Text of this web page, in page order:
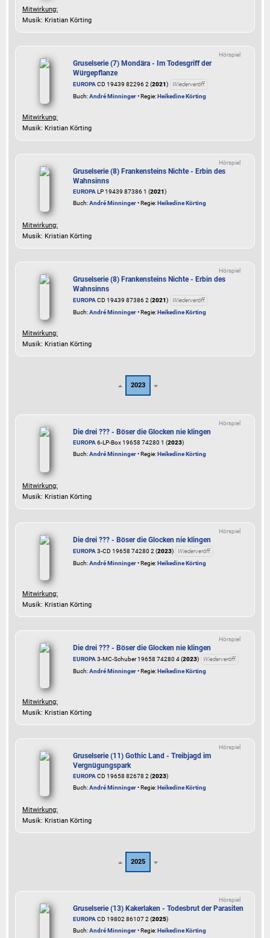
Mitwirkung:
Musik: Kristian Körting
Hörspiel
Gruselserie (7) Mondära - Im Todesgriff der
Würgepflanze
EUROPACD 19439 82296 2 (2021)
Wiederveröff.
Buch:André Minninger• Regie:Heikedine Körting
Mitwirkung:
Musik: Kristian Körting
Hörspiel
Gruselserie (8) Frankensteins Nichte - Erbin des
Wahnsinns
EUROPALP 19439 87386 1 (2021)
Buch:André Minninger• Regie:Heikedine Körting
Mitwirkung:
Musik: Kristian Körting
Hörspiel
Gruselserie (8) Frankensteins Nichte - Erbin des
Wahnsinns
EUROPACD 19439 87386 2 (2021)
Wiederveröff.
Buch:André Minninger• Regie:Heikedine Körting
Mitwirkung:
Musik: Kristian Körting
2023
Hörspiel
Die drei ??? - Böser die Glocken nie klingen
EUROPA6-LP-Box 19658 74280 1 (2023)
Buch:André Minninger• Regie:Heikedine Körting
Mitwirkung:
Musik: Kristian Körting
Hörspiel
Die drei ??? - Böser die Glocken nie klingen
EUROPA3-CD 19658 74280 2 (2023)
Wiederveröff.
Buch:André Minninger• Regie:Heikedine Körting
Mitwirkung:
Musik: Kristian Körting
Hörspiel
Die drei ??? - Böser die Glocken nie klingen
EUROPA3-MC-Schuber 19658 74280 4 (2023)
Wiederveröff.
Buch:André Minninger• Regie:Heikedine Körting
Mitwirkung:
Musik: Kristian Körting
Hörspiel
Gruselserie (11) Gothic Land - Treibjagd im
Vergnügungspark
EUROPACD 19658 82678 2 (2023)
Buch:André Minninger• Regie:Heikedine Körting
Mitwirkung:
Musik: Kristian Körting
2025
Hörspiel
Gruselserie (13) Kakerlaken - Todesbrut der Parasiten
EUROPACD 19802 86107 2 (2025)
Buch:André Minninger• Regie:Heikedine Körting